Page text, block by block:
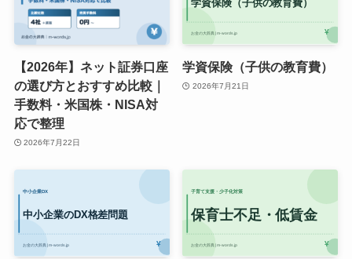
【2026年】ネット証券口座
の選び方とおすすめ比較｜
手数料・米国株・NISA対
応で整理
2026年7月22日
学資保険（子供の教育費）
2026年7月21日